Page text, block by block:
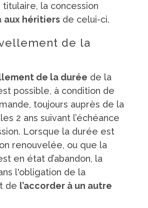
la concession
aux héritiersde celui-ci.
de la
de la durée de la
possible, à condition de
toujours auprès de la
2 ans suivant l’échéance
Lorsque la durée est
renouvelée, ou que la
en état d’abandon, la
l'obligation de la
de l’accorder à un autre